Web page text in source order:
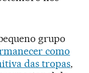
grupo
como
das tropas,